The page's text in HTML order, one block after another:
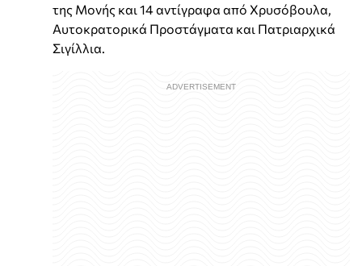
της Μονής και 14 αντίγραφα από Χρυσόβουλα,
Αυτοκρατορικά Προστάγματα και Πατριαρχικά
Σιγίλλια.